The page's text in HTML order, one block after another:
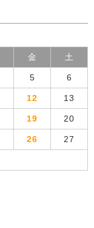
金 土
5 6
12 13
19 20
26 27